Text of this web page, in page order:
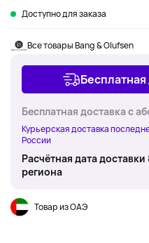
Доступно для заказа
Все товары Bang & Olufsen
Бесплатная
Бесплатная доставка с
Курьерская доставка
России
Расчётная дата
региона
Товар из ОАЭ